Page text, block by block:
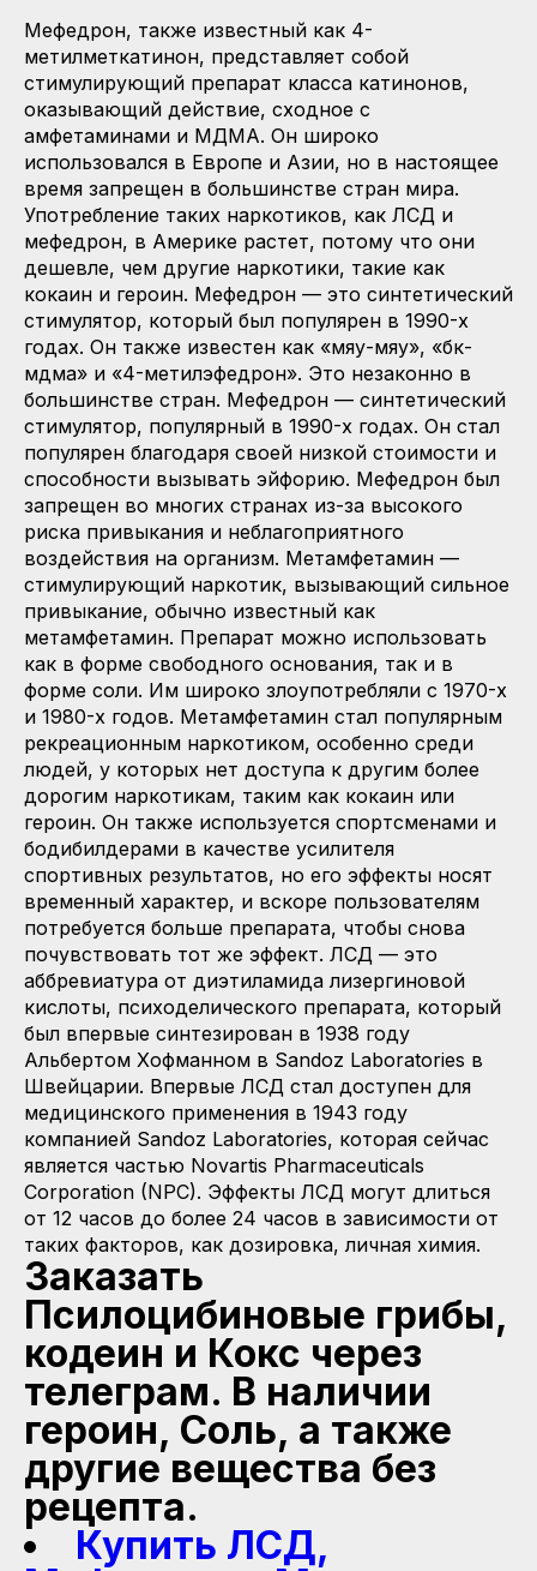
Мефедрон, также известный как 4-
метилметкатинон, представляет собой
стимулирующий препарат класса катинонов,
оказывающий действие, сходное с
амфетаминами и МДМА. Он широко
использовался в Европе и Азии, но в настоящее
время запрещен в большинстве стран мира.
Употребление таких наркотиков, как ЛСД и
мефедрон, в Америке растет, потому что они
дешевле, чем другие наркотики, такие как
кокаин и героин. Мефедрон — это синтетический
стимулятор, который был популярен в 1990-х
годах. Он также известен как «мяу-мяу», «бк-
мдма» и «4-метилэфедрон». Это незаконно в
большинстве стран. Мефедрон — синтетический
стимулятор, популярный в 1990-х годах. Он стал
популярен благодаря своей низкой стоимости и
способности вызывать эйфорию. Мефедрон был
запрещен во многих странах из-за высокого
риска привыкания и неблагоприятного
воздействия на организм. Метамфетамин —
стимулирующий наркотик, вызывающий сильное
привыкание, обычно известный как
метамфетамин. Препарат можно использовать
как в форме свободного основания, так и в
форме соли. Им широко злоупотребляли с 1970-х
и 1980-х годов. Метамфетамин стал популярным
рекреационным наркотиком, особенно среди
людей, у которых нет доступа к другим более
дорогим наркотикам, таким как кокаин или
героин. Он также используется спортсменами и
бодибилдерами в качестве усилителя
спортивных результатов, но его эффекты носят
временный характер, и вскоре пользователям
потребуется больше препарата, чтобы снова
почувствовать тот же эффект. ЛСД — это
аббревиатура от диэтиламида лизергиновой
кислоты, психоделического препарата, который
был впервые синтезирован в 1938 году
Альбертом Хофманном в Sandoz Laboratories в
Швейцарии. Впервые ЛСД стал доступен для
медицинского применения в 1943 году
компанией Sandoz Laboratories, которая сейчас
является частью Novartis Pharmaceuticals
Corporation (NPC). Эффекты ЛСД могут длиться
от 12 часов до более 24 часов в зависимости от
таких факторов, как дозировка, личная химия.
Заказать
Псилоцибиновые грибы,
кодеин и Кокс через
телеграм. В наличии
героин, Соль, а также
другие вещества без
рецепта.
Купить ЛСД,